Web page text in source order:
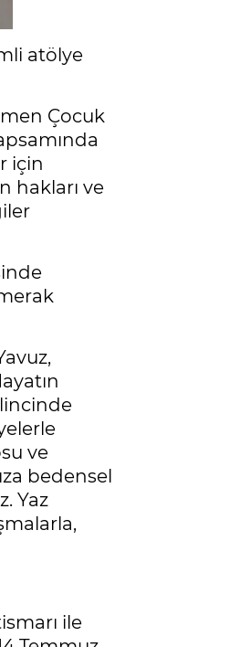
atölye
Çocuk
için
hakları ve
ve
bedensel
Yaz
ile